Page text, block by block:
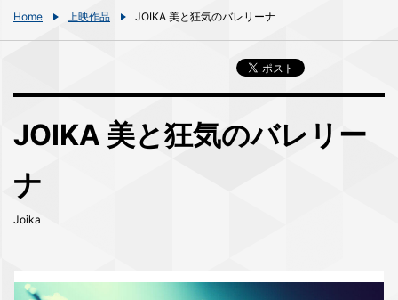
Home 上映作品 JOIKA 美と狂気のバレリーナ
JOIKA 美と狂気のバレリー
ナ
Joika